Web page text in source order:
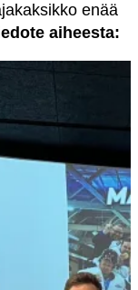
enää
aiheesta: